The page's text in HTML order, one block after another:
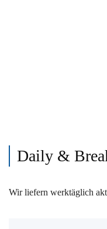
Daily &
Wir liefern werktäglich